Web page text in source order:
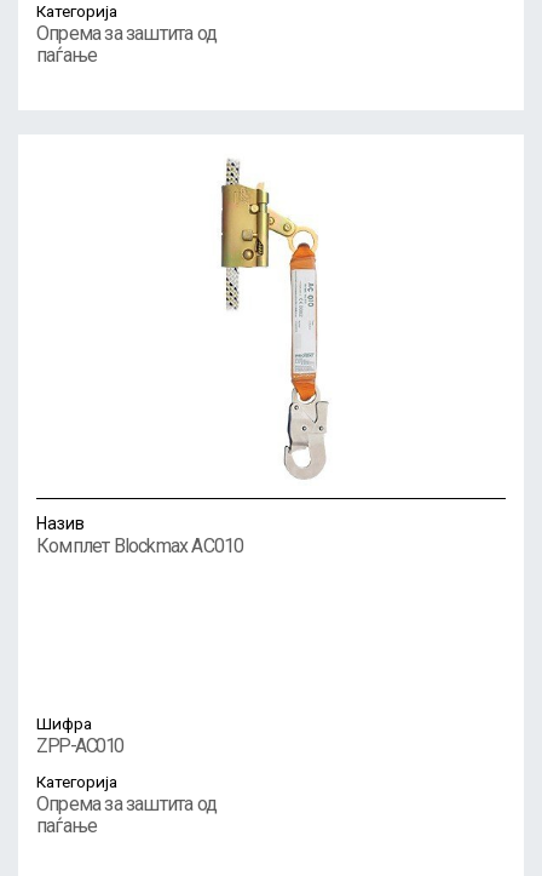
Категорија
Опрема за заштита од
паѓање
Назив
Комплет Blockmax AC010
Шифра
ZPP-AC010
Категорија
Опрема за заштита од
паѓање